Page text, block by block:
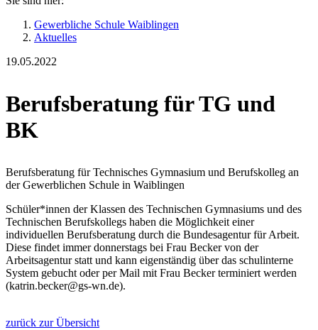
Gewerbliche Schule Waiblingen
Aktuelles
19.05.2022
Berufsberatung für TG und
BK
Berufsberatung für Technisches Gymnasium und Berufskolleg an
der Gewerblichen Schule in Waiblingen
Schüler*innen der Klassen des Technischen Gymnasiums und des
Technischen Berufskollegs haben die Möglichkeit einer
individuellen Berufsberatung durch die Bundesagentur für Arbeit.
Diese findet immer donnerstags bei Frau Becker von der
Arbeitsagentur statt und kann eigenständig über das schulinterne
System gebucht oder per Mail mit Frau Becker terminiert werden
(katrin.becker@gs-wn.de).
zurück zur Übersicht